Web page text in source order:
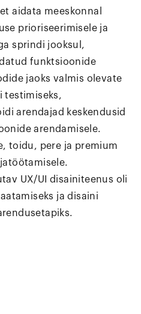
aidata meeskonnal
prioriseerimisele ja
sprindi jooksul,
funktsioonide
jaoks valmis olevate
testimiseks,
arendajad keskendusid
arendamisele.
toidu, pere ja premium
UX/UI disainiteenus oli
ja disaini